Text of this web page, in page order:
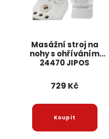
Masážní stroj na
nohy s ohříváním
24470 JIPOS
729 Kč